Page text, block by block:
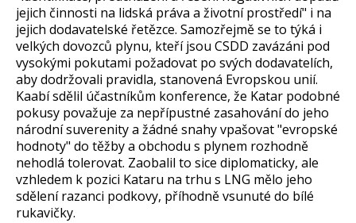
jejich činnosti na lidská práva a životní prostředí" i na
jejich dodavatelské řetězce. Samozřejmě se to týká i
velkých dovozců plynu, kteří jsou CSDD zavázáni pod
vysokými pokutami požadovat po svých dodavatelích,
aby dodržovali pravidla, stanovená Evropskou unií.
Kaabí sdělil účastníkům konference, že Katar podobné
pokusy považuje za nepřípustné zasahování do jeho
národní suverenity a žádné snahy vpašovat "evropské
hodnoty" do těžby a obchodu s plynem rozhodně
nehodlá tolerovat. Zaobalil to sice diplomaticky, ale
vzhledem k pozici Kataru na trhu s LNG mělo jeho
sdělení razanci podkovy, příhodně vsunuté do bílé
rukavičky.